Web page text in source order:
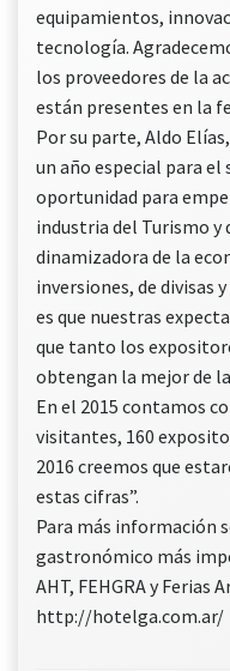
equipamientos,
tecnología.
los proveedores de la
están presentes en la
Por su parte, Aldo
un año especial para el
oportunidad para
industria del Turismo y
dinamizadora de la
inversiones, de divisas
es que nuestras
que tanto los
obtengan la mejor de
En el 2015 contamos
visitantes, 160
2016 creemos que
estas cifras”.
Para más información
gastronómico más
AHT, FEHGRA y Ferias
http://hotelga.com.ar/